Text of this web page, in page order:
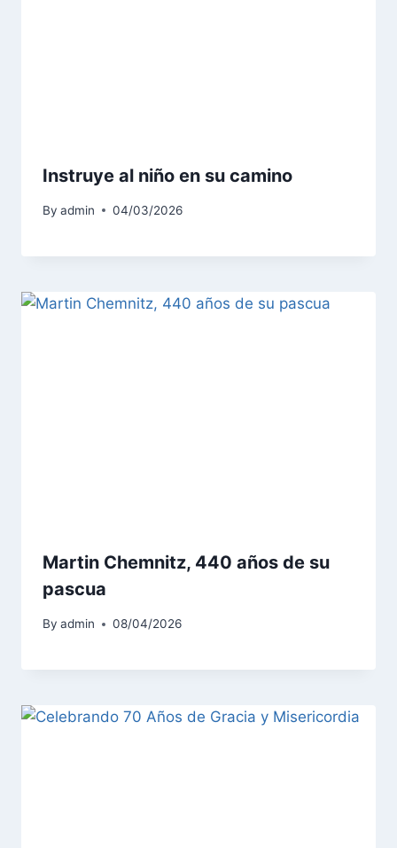
Instruye al niño en su camino
By admin 04/03/2026
Martin Chemnitz, 440 años de su
pascua
By admin 08/04/2026